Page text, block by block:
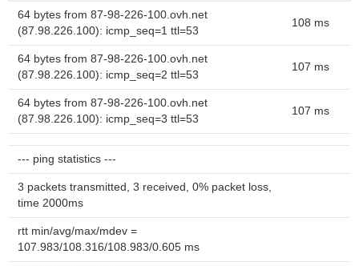
64 bytes from 87-98-226-100.ovh.net
(87.98.226.100): icmp_seq=1 ttl=53
108 ms
64 bytes from 87-98-226-100.ovh.net
(87.98.226.100): icmp_seq=2 ttl=53
107 ms
64 bytes from 87-98-226-100.ovh.net
(87.98.226.100): icmp_seq=3 ttl=53
107 ms
--- ping statistics ---
3 packets transmitted, 3 received, 0% packet loss,
time 2000ms
rtt min/avg/max/mdev =
107.983/108.316/108.983/0.605 ms